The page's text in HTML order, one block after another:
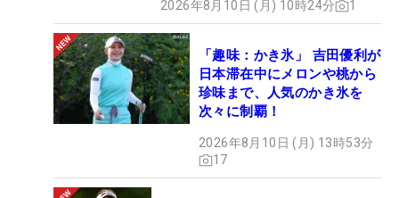
2026年8月10日 (月) 10時24分 1
「趣味：かき氷」 吉田優利が
日本滞在中にメロンや桃から
珍味まで、人気のかき氷を
次々に制覇！
2026年8月10日 (月) 13時53分
17